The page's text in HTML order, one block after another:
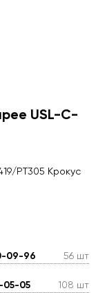
USL-C-
PT305 Крокус
09-96 56 шт
05-05 108 шт